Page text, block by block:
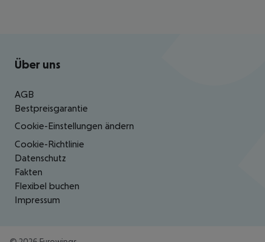
Footer navigation
Über uns
AGB
Bestpreisgarantie
Cookie-Einstellungen ändern
Cookie-Richtlinie
Datenschutz
Fakten
Flexibel buchen
Impressum